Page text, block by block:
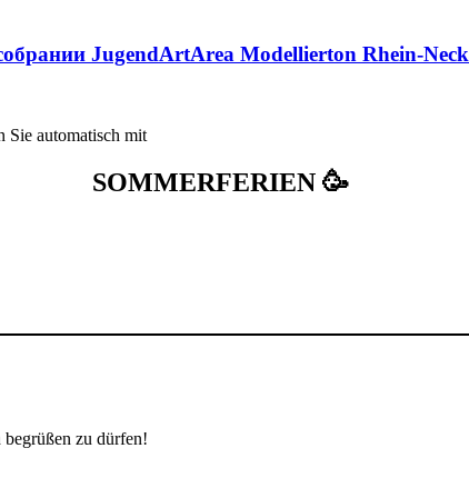
JugendArtArea Modellierton Rhein-
Sie automatisch mit
SOMMERFERIEN 🥳
zu dürfen!